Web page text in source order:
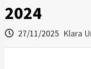
2024
27/11/2025 Klara